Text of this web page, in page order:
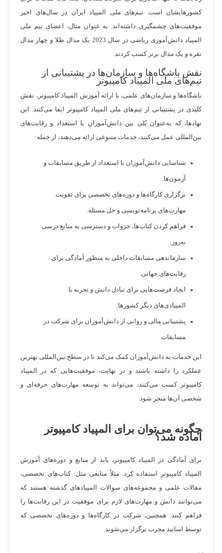
کشورهایشان است. تیم‌های ملی المپیاد ایران در سال‌های اخیر
موفقیت‌های چشمگیری داشته‌اند. به عنوان مثال، اعضای تیم ملی
المپیاد دانش‌آموزی ریاضی در سال 2023 یک مدال طلا و چهار مدال
نقره و یک مدال برنز کسب کردند.
نقش باشگاه‌ها و سازمان‌ها در پشتیبانی از
تیم‌های ملی المپیاد کامپیوتر
باشگاه‌ها و سازمان‌های علمی، با ارائه آموزش المپیاد کامپیوتر، نقش
کلیدی در پشتیبانی از تیم‌های ملی المپیاد کامپیوتر ایفا می‌کنند. این
نهادها، که به‌عنوان پُلی بین دانش‌آموزانِ با استعداد و رقابت‌های
بین‌المللی عمل می‌کنند، خدمات متنوعی ارائه می‌دهند، از جمله:
شناسایی دانش‌آموزان با استعداد از طریق مسابقات و
آزمون‌ها.
برگزاری کارگاه‌ها و دوره‌های تخصصی برای تقویت
مهارت‌های برنامه‌نویسی و حل مسئله.
فراهم کردن کتاب‌ها، جزوات و دسترسی به منابع درسی
به‌روز.
سازماندهی مسابقات داخلی به منظور آمادگی برای
رقابت‌های جهانی.
ایجاد فرصت‌هایی برای تبادل دانش و تجربه با
المپیادی‌های دیگر کشورها.
پشتیبانی مالی و روانی از دانش‌آموزان برای شرکت در
مسابقات.
این خدمات به دانش‌آموزان کمک می‌کند تا در سطح بین‌المللی بهترین
عملکرد را داشته باشند و در نهایت، موفقیت‌هایی که در المپیاد
کامپیوتر کسب می‌کنند، می‌تواند به توسعه مهارت‌های حرفه‌ای و
شخصی آن‌ها منجر شود.
چگونه می‌توان برای المپیاد کامپیوتر
آماده شد؟
برای آمادگی در المپیاد کامپیوتر، باید از منابع و دوره‌های آموزش
المپیاد کامپیوتر استفاده کرد. مثلاً منابعی مثل: کتاب‌های تخصصی،
مقالات علمی و مجموعه‌های سوالات المپیادهای گذشته هستند که
می‌توانند دانش و مهارت‌های لازم برای موفقیت در این رقابت‌ها را
فراهم کنند. همچنین، شرکت در کارگاه‌ها و دوره‌های تخصصی که
توسط اساتید مجرب برگزار می‌شوند.